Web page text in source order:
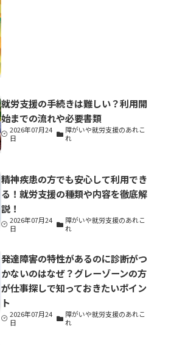
就労支援の手続きは難しい？利用開
始までの流れや必要書類
2026年07月24
日
障がいや就労支援のあれこ
れ
精神疾患の方でも安心して利用でき
る！就労支援の種類や内容を徹底解
説！
2026年07月24
日
障がいや就労支援のあれこ
れ
発達障害の特性があるのに診断がつ
かないのはなぜ？グレーゾーンの方
が仕事探しで知っておきたいポイン
ト
2026年07月24
日
障がいや就労支援のあれこ
れ